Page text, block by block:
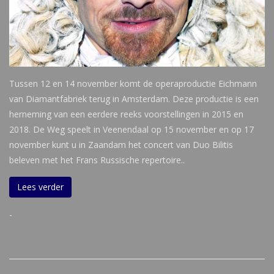
Tussen 12 en 14 november komt de operaproductie Eichmann
van Diamantfabriek terug in Amsterdam. Deze productie is een
herneming van een eerdere reeks voorstellingen in 2015 en
2018. De Weg speelt in Veenendaal op 15 november en op 17
november kunt u in Zaandam het concert van Duo Bilitis
beleven met het Frans Russische repertoire..
Lees verder
-